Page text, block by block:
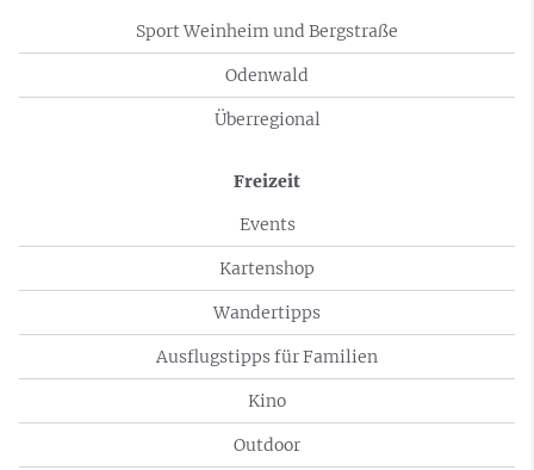
Sport Weinheim und Bergstraße
Odenwald
Überregional
Freizeit
Events
Kartenshop
Wandertipps
Ausflugstipps für Familien
Kino
Outdoor